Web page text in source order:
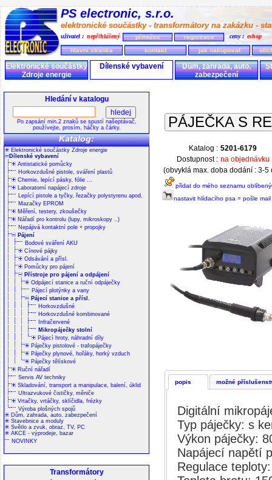
PS electronic, s.r.o.
elektronické součástky - transformátory na zakázku -
uživatel : nepřihlášený přihlásit registrace ceny : eshop
hlavní stránka kontakt jak nakupovat
Elektronické součástky
Zdroje energie
Dílenské vybavení
Dům, zahrada, auto,
zabezpečení
Hledání v katalogu
Po zapsání min.2 znaků se spustí našeptávač,
používejte, prosím, háčky a čárky.
Katalog:
Elektronické součástky Zdroje energie
Dílenské vybavení
Antistatické pomůcky
Horkovzdušné pistole, sváření plastů
Chemie, lepící pásky, fólie ...
Laboratorní napájecí zdroje
Lepící pistole a tyčky, řezačky polystyrenu apod.
Mazačky EPROM
Měření, testery, zkoušečky
Nářadí pro kontrolu (lupy, mikroskopy ..)
Nepájivá kontaktní pole + propojky
Pájení
Bodové sváření AKU
Cínové pájky
Odsávání a přísl.
Pomůcky pro pájení
Přístroje pro pájení a odpájení
Odpájecí stanice a ruční odpáječky
Pájecí plotýnky a vany
Pájecí stanice a přísl.
Horkovzdušné
Horkovzdušné kombinované
Infračervené
Mikropáječky stolní
Pájecí hroty, náhradní díly
Páječky pistolové - trafopáječky
Páječky plynové, hořáky, horký vzduch
Páječky tělískové
Ruční nářadí
Servis AV techniky
Skladování, transport a manipulace, balení, úklid
Ultrazvukové čističky, měniče
Vrtačky, vrtáčky, sklíčidla, frézky
Výroba plošných spojů
Dům, zahrada, auto, zabezpečení
Stavebnice a moduly
Světlo a zvuk, obraz, TV, PC
AKCE - výprodeje, bazar
NOVINKY
Transformátory
PÁJEČKA S
Katalog : 5201-6179
Dostupnost : na objednávku
(obvyklá max. doba dodání : 3-5
přidat do mého seznamu
nastavit hlídacího psa = pošle
popis možné
Digitální
Typ páječky: s
Výkon páječky:
Napájecí napětí
Regulace